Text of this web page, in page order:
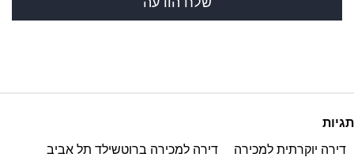
תגיות
דירה יוקרתית למכירה
דירה למכירה ברוטשילד תל אביב